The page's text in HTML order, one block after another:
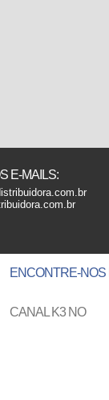
E-MAILS:
ENCONTRE-NOS
CANAL K3 NO